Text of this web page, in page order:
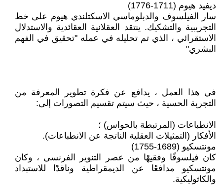
ديفيد هيوم (1711-1776)
سار الفيلسوف والدبلوماسي الاسكتلندي هيوم على خط
التجريبية والتشكيك. ينتقد العقلانية العقائدية والاستدلال
الاستقرائي ، الذي تم تحليله في عمله "تحقيق في الفهم
البشري"
في هذا العمل ، يدافع عن فكرة تطوير المعرفة من
التجربة الحسية ، حيث سيتم تقسيم التصورات إلى:
الانطباعات (المرتبطة بالحواس) ؛
الأفكار (التمثيلات العقلية الناتجة عن الانطباعات).
مونتسكيو (1689-1755)
كان فيلسوفًا وفقيهًا من عصر التنوير الفرنسي ، وكان
مونتسكيو مدافعًا عن الديمقراطية وناقدًا للاستبداد
والكاثوليكية.